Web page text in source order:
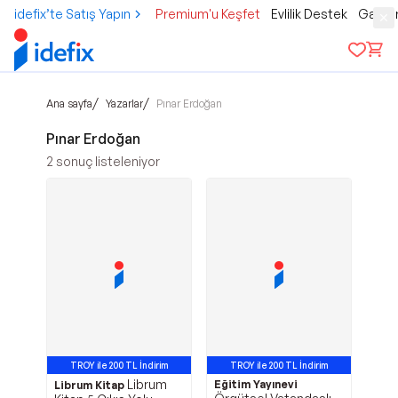
idefix’te Satış Yapın Premium'u Keşfet Evlilik Destek
Ana sayfa/ Yazarlar/ Pınar Erdoğan
Pınar Erdoğan
2 sonuç listeleniyor
TROY ile 200 TL İndirim
Librum Kitap Librum
TROY ile 200 TL İndirim
Eğitim Yayınevi